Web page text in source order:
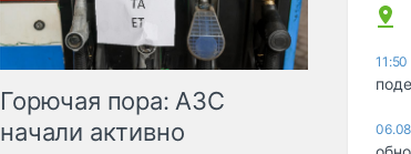
Горючая пора: АЗС
начали активно
11:50
06.08